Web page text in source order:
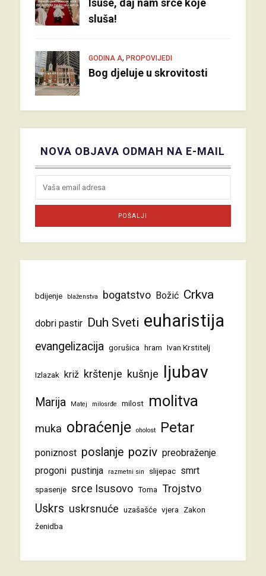
sluša!
GODINA A, PROPOVIJEDI
Bog djeluje u skrovitosti
NOVA OBJAVA ODMAH NA E-MAIL
bdijenje blaženstva bogatstvo Božić Crkva
dobri pastir Duh Sveti euharistija
evangelizacija gorušica hram Ivan Krstitelj
Izlazak križ krštenje kušnje ljubav
Marija Matej milosrđe milost molitva
muka obraćenje oholost Petar
poniznost poslanje poziv preobraženje
progoni pustinja razmetni sin slijepac smrt
spasenje srce Isusovo Toma Trojstvo
Uskrs uskrsnuće uzašašće vjera
Zakon
ženidba